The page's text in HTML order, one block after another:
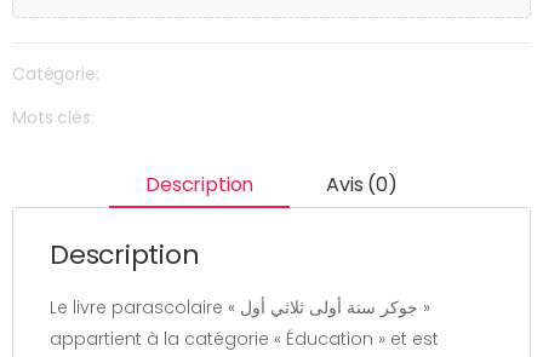
Catégorie:
Mots clés:
Description Avis (0)
Description
Le livre parascolaire « جوكر سنة أولى ثلاثي أول »
appartient à la catégorie « Éducation » et est